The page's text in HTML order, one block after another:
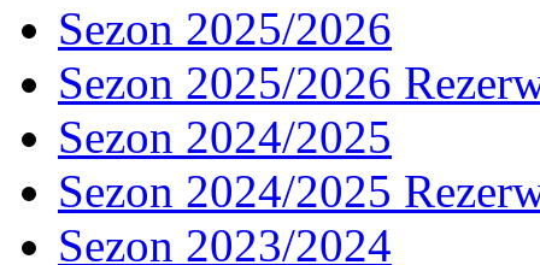
Sezon 2025/2026
Sezon 2025/2026
Sezon 2024/2025
Sezon 2024/2025
Sezon 2023/2024